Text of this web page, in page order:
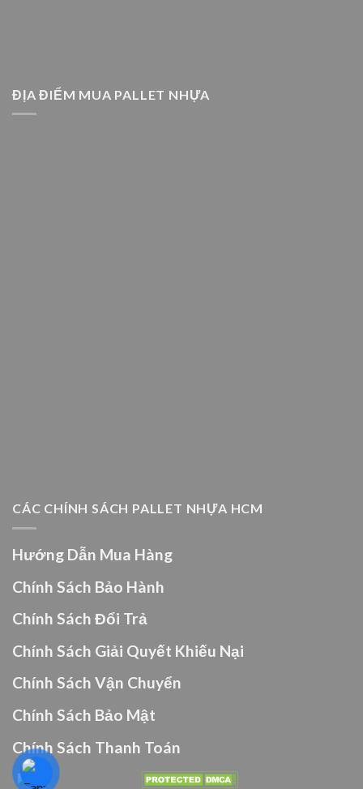
ĐỊA ĐIỂM MUA PALLET NHỰA
CÁC CHÍNH SÁCH PALLET NHỰA HCM
Hướng Dẫn Mua Hàng
Chính Sách Bảo Hành
Chính Sách Đổi Trả
Chính Sách Giải Quyết Khiếu Nại
Chính Sách Vận Chuyển
Chính Sách Bảo Mật
Chính Sách Thanh Toán